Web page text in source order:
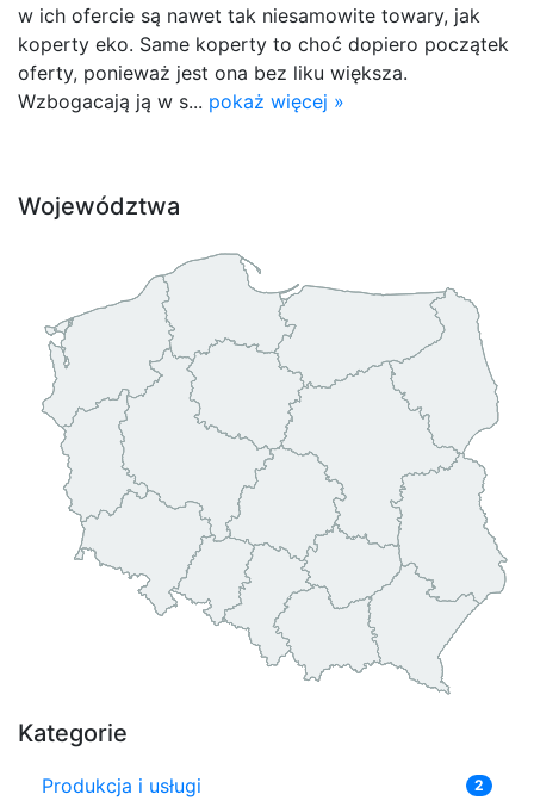
w ich ofercie są nawet tak niesamowite towary, jak
koperty eko. Same koperty to choć dopiero początek
oferty, ponieważ jest ona bez liku większa.
Wzbogacają ją w s... pokaż więcej »
Województwa
Kategorie
Produkcja i usługi 2